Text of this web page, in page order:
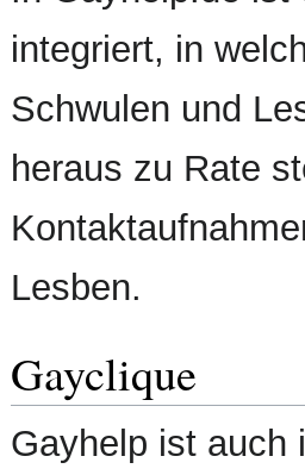
integriert, in
Schwulen und
heraus zu Rate
Lesben.
Gayclique
Gayhelp ist auch